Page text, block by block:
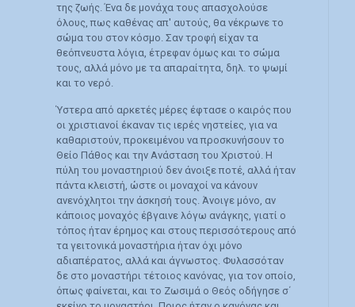
της ζωής. Ένα δε μονάχα τους απασχολούσε
όλους, πως καθένας απ' αυτούς, θα νέκρωνε το
σώμα του στον κόσμο. Σαν τροφή είχαν τα
θεόπνευστα λόγια, έτρεφαν όμως και το σώμα
τους, αλλά μόνο με τα απαραίτητα, δηλ. το ψωμί
και το νερό.
Ύστερα από αρκετές μέρες έφτασε ο καιρός που
οι χριστιανοί έκαναν τις ιερές νηστείες, για να
καθαριστούν, προκειμένου να προσκυνήσουν το
Θείο Πάθος και την Ανάσταση του Χριστού. Η
πύλη του μοναστηριού δεν άνοιξε ποτέ, αλλά ήταν
πάντα κλειστή, ώστε οι μοναχοί να κάνουν
ανενόχλητοι την άσκησή τους. Άνοιγε μόνο, αν
κάποιος μοναχός έβγαινε λόγω ανάγκης, γιατί ο
τόπος ήταν έρημος και στους περισσότερους από
τα γειτονικά μοναστήρια ήταν όχι μόνο
αδιαπέρατος, αλλά και άγνωστος. Φυλασσόταν
δε στο μοναστήρι τέτοιος κανόνας, για τον οποίο,
όπως φαίνεται, και το Ζωσιμά ο Θεός οδήγησε σ΄